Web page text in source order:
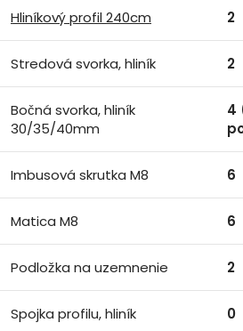
Hliníkový profil 240cm 2
Stredová svorka, hliník 2
Bočná svorka, hliník
30/35/40mm
4
Imbusová skrutka M8 6
Matica M8 6
Podložka na uzemnenie 2
Spojka profilu, hliník 0